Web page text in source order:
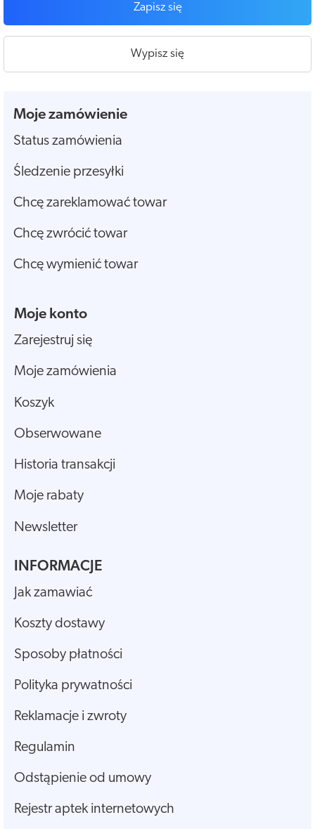
Zapisz się
Wypisz się
Moje zamówienie
Status zamówienia
Śledzenie przesyłki
Chcę zareklamować towar
Chcę zwrócić towar
Chcę wymienić towar
Moje konto
Zarejestruj się
Moje zamówienia
Koszyk
Obserwowane
Historia transakcji
Moje rabaty
Newsletter
INFORMACJE
Jak zamawiać
Koszty dostawy
Sposoby płatności
Polityka prywatności
Reklamacje i zwroty
Regulamin
Odstąpienie od umowy
Rejestr aptek internetowych